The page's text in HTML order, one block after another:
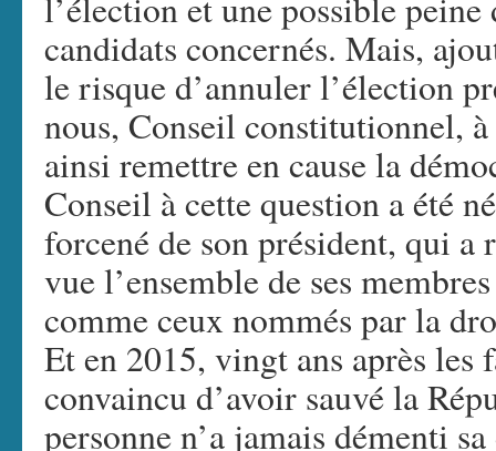
candidats concernés. Mais,
le risque d’annuler l’élection
nous, Conseil constitutionnel,
ainsi remettre en cause la
Conseil à cette question a été
forcené de son président, qui a
vue l’ensemble de ses
comme ceux nommés par la
Et en 2015, vingt ans après les
convaincu d’avoir sauvé la
personne n’a jamais démenti